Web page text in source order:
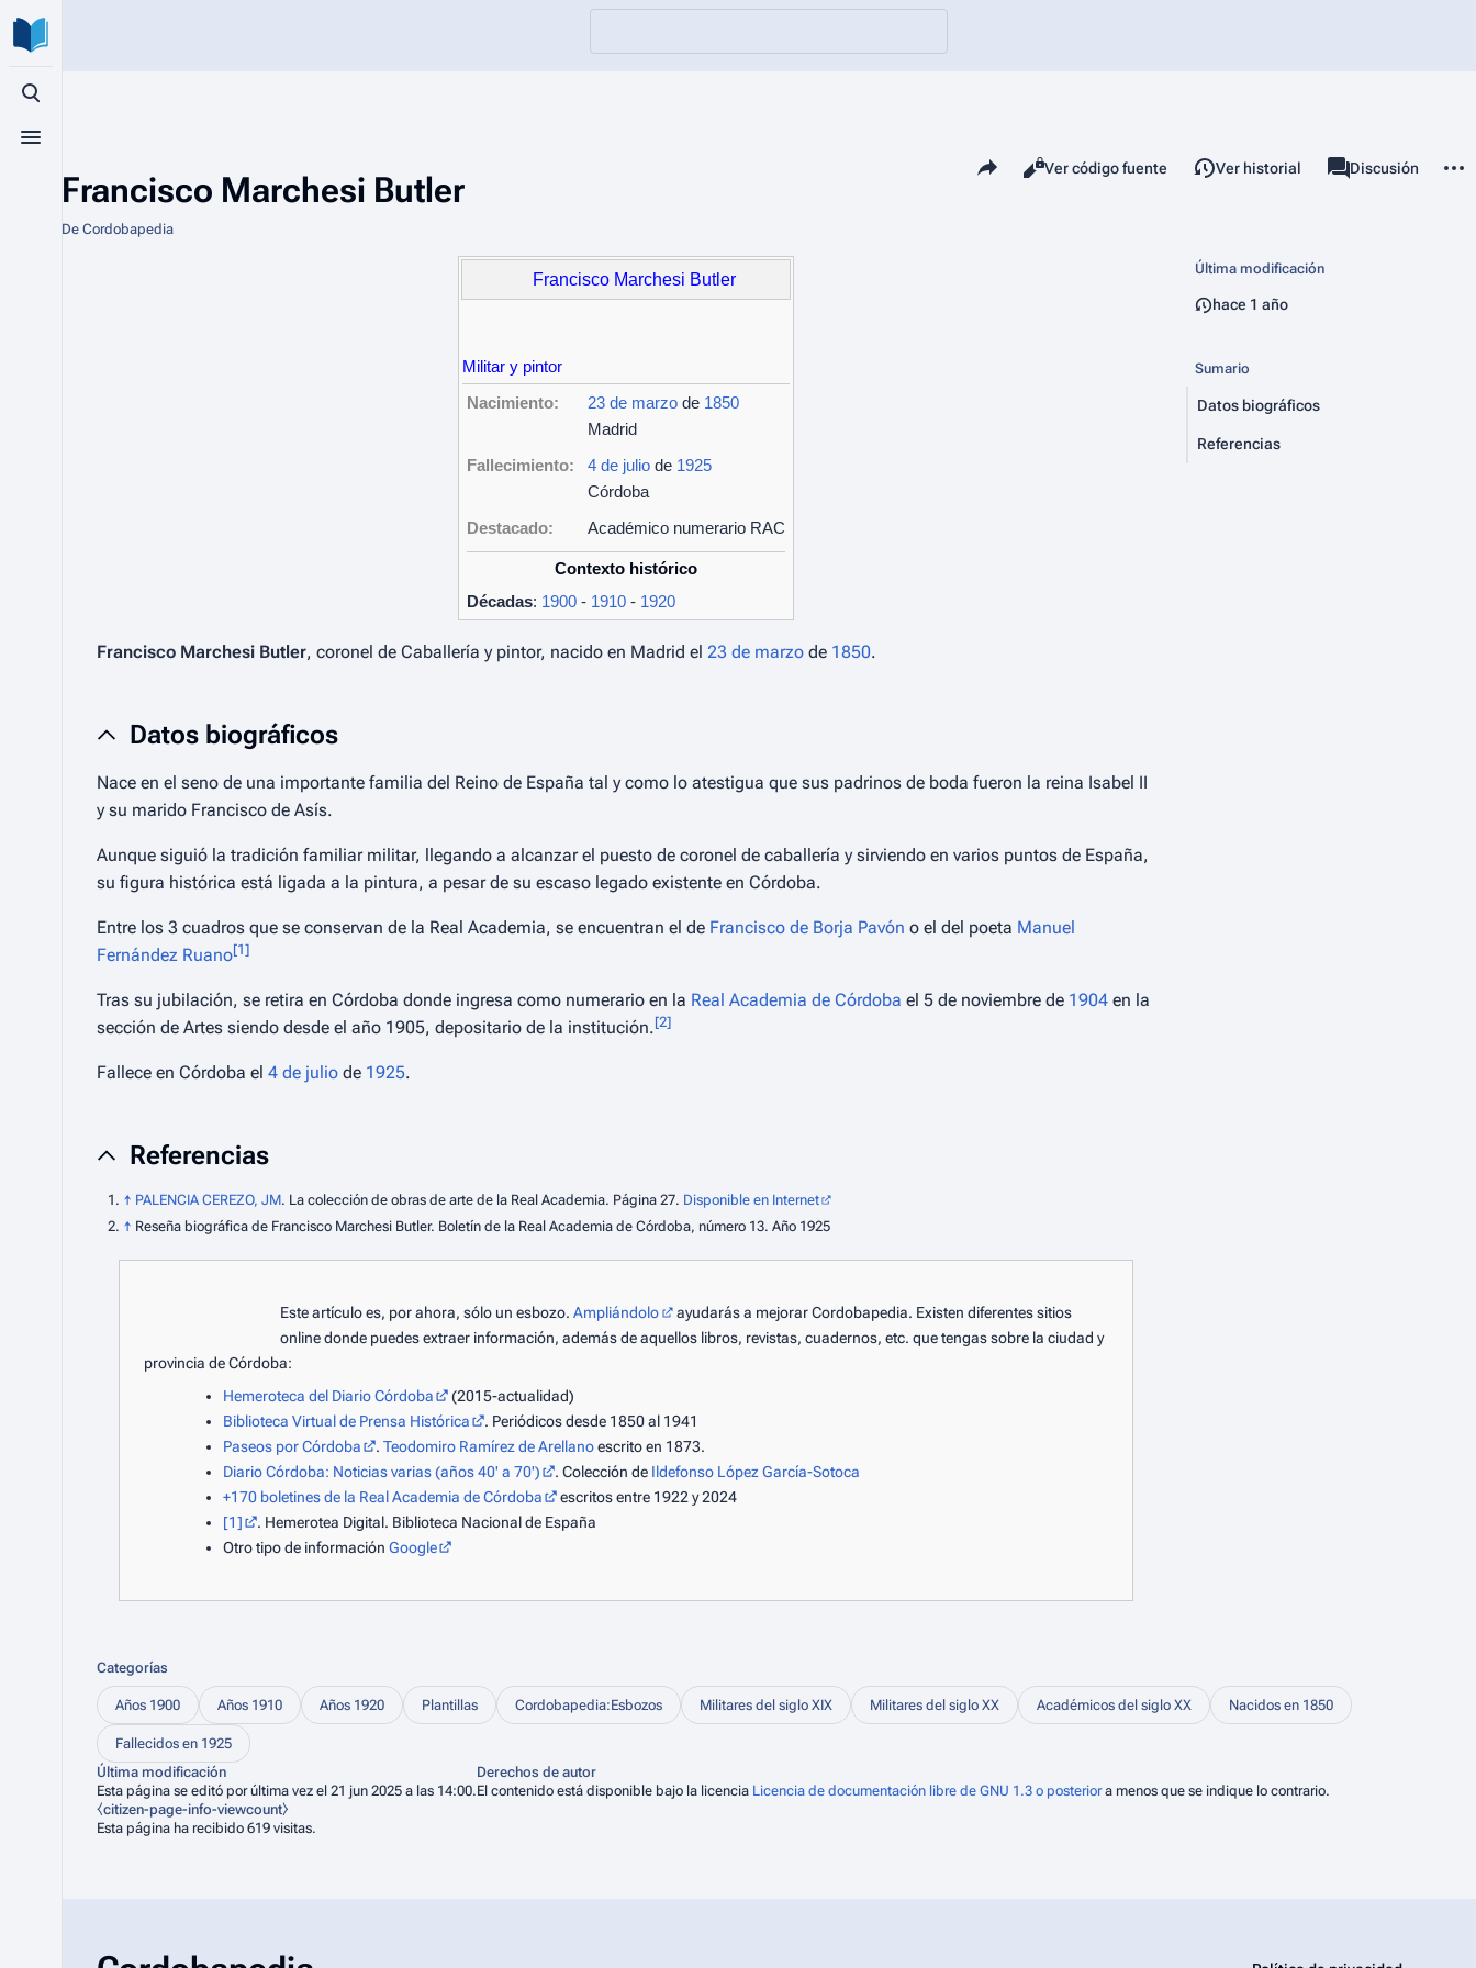
Búsqueda alternativa
Menú alternativo
Francisco Marchesi Butler
De Cordobapedia
Comparte esta página
Vistas
Leer
Ver código fuente Ver historial associated-pages
Página
Discusión
Francisco Marchesi Butler
Militar y pintor
Nacimiento:
23 de marzo de 1850
Madrid
Fallecimiento:
4 de julio de 1925
Córdoba
Destacado:
Académico numerario RAC
Contexto histórico
Décadas: 1900 - 1910 - 1920
Francisco Marchesi Butler, coronel de Caballería y pintor, nacido en Madrid el 23 de marzo de 1850.
Datos biográficos
Nace en el seno de una importante familia del Reino de España tal y como lo atestigua que sus padrinos de boda fueron la reina Isabel II
y su marido Francisco de Asís.
Aunque siguió la tradición familiar militar, llegando a alcanzar el puesto de coronel de caballería y sirviendo en varios puntos de España,
su figura histórica está ligada a la pintura, a pesar de su escaso legado existente en Córdoba.
Entre los 3 cuadros que se conservan de la Real Academia, se encuentran el de Francisco de Borja Pavón o el del poeta Manuel
Fernández Ruano[1]
Tras su jubilación, se retira en Córdoba donde ingresa como numerario en la Real Academia de Córdoba el 5 de noviembre de 1904 en la
sección de Artes siendo desde el año 1905, depositario de la institución.[2]
Fallece en Córdoba el 4 de julio de 1925.
Referencias
↑ PALENCIA CEREZO, JM. La colección de obras de arte de la Real Academia. Página 27. Disponible en Internet
↑ Reseña biográfica de Francisco Marchesi Butler. Boletín de la Real Academia de Córdoba, número 13. Año 1925
Este artículo es, por ahora, sólo un esbozo. Ampliándolo
ayudarás a mejorar Cordobapedia. Existen diferentes sitios
online donde puedes extraer información, además de aquellos libros, revistas, cuadernos, etc. que tengas sobre la ciudad y
provincia de Córdoba:
Hemeroteca del Diario Córdoba
(2015-actualidad)
Biblioteca Virtual de Prensa Histórica
. Periódicos desde 1850 al 1941
Paseos por Córdoba
. Teodomiro Ramírez de Arellanoescrito en 1873.
Diario Córdoba: Noticias varias (años 40' a 70')
. Colección de Ildefonso López García-Sotoca
+170 boletines de la Real Academia de Córdoba
escritos entre 1922 y 2024
[1]
. Hemerotea Digital. Biblioteca Nacional de España
Otro tipo de información Google
Última modificación
hace 1 año
Sumario
Datos biográficos
Referencias
Categorías
Años 1900 Años 1910 Años 1920 Plantillas Cordobapedia:Esbozos Militares del siglo XIX Militares del siglo XX Académicos del siglo XX Nacidos en 1850
Fallecidos en 1925
Última modificación
Esta página se editó por última vez el 21 jun 2025 a las 14:00.
Derechos de autor
El contenido está disponible bajo la licencia Licencia de documentación libre de GNU 1.3 o posteriora menos que se indique lo contrario.
⧼citizen-page-info-viewcount⧽
Esta página ha recibido 619 visitas.